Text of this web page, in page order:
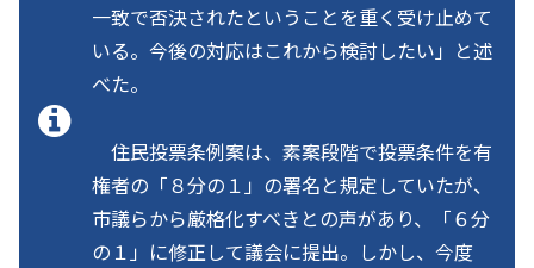
一致で否決されたということを重く受け止めて
いる。今後の対応はこれから検討したい」と述
べた。
住民投票条例案は、素案段階で投票条件を有
権者の「８分の１」の署名と規定していたが、
市議らから厳格化すべきとの声があり、「６分
の１」に修正して議会に提出。しかし、今度